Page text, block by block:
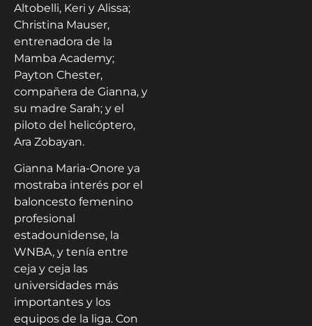
Altobelli, Keri y Alissa;
Christina Mauser,
entrenadora de la
Mamba Academy;
Payton Chester,
compañera de Gianna, y
su madre Sarah; y el
piloto del helicóptero,
Ara Zobayan.
Gianna Maria-Onore ya
mostraba interés por el
baloncesto femenino
profesional
estadounidense, la
WNBA, y tenía entre
ceja y ceja las
universidades más
importantes y los
equipos de la liga. Con